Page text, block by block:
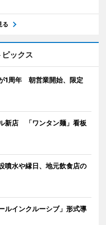
る
ックス
1周年 朝営業開始、限定
新店 「ワンタン麺」看板
噴水や縁日、地元飲食店の
ルインクルーシブ」形式導